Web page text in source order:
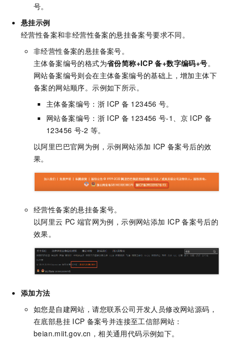
号。
悬挂示例
经营性备案和非经营性备案的悬挂备案号要求不同。
非经营性备案的悬挂备案号。
主体备案编号的格式为省份简称+ICP 备+数字编码+号。
网站备案编号则会在主体备案编号的基础上，增加主体下
备案的网站顺序。示例如下所示。
主体备案编号：浙 ICP 备 123456 号。
网站备案编号：浙 ICP 备 123456 号-1、京 ICP 备
123456 号-2 等。
以阿里巴巴官网为例，示例网站添加 ICP 备案号后的效
果。
经营性备案的悬挂备案号。
以阿里云 PC 端官网为例，示例网站添加 ICP 备案号后的
效果。
添加方法
如您是自建网站，请您联系公司开发人员修改网站源码，
在底部悬挂 ICP 备案号并连接至工信部网站：
beian.miit.gov.cn ，相关通用代码示例如下。